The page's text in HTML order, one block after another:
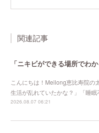
関連記事
こんにちは！Meilong恵比寿院の
生活が乱れていたかな？」「睡
2026.08.07 06:21